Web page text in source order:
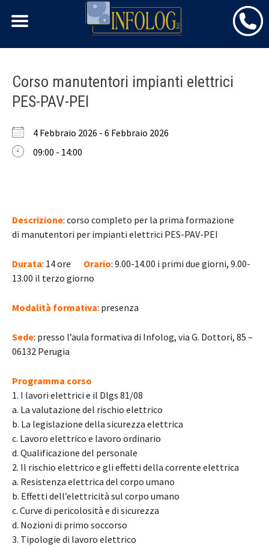
Skip
content
Corso manutentori impianti elettrici
PES-PAV-PEI
4 Febbraio 2026 - 6 Febbraio 2026
09:00 - 14:00
Descrizione: corso completo per la prima formazione
di manutentori per impianti elettrici PES-PAV-PEI
Durata: 14 ore Orario: 9.00-14.00 i primi due giorni, 9.00-
13.00 il terzo giorno
Modalità formativa: presenza
Sede: presso l’aula formativa di Infolog, via G. Dottori, 85 –
06132 Perugia
Programma corso
1. I lavori elettrici e il Dlgs 81/08
a. La valutazione del rischio elettrico
b. La legislazione della sicurezza elettrica
c. Lavoro elettrico e lavoro ordinario
d. Qualificazione del personale
2. Il rischio elettrico e gli effetti della corrente elettrica
a. Resistenza elettrica del corpo umano
b. Effetti dell’elettricità sul corpo umano
c. Curve di pericolosità e di sicurezza
d. Nozioni di primo soccorso
3. Tipologie di lavoro elettrico